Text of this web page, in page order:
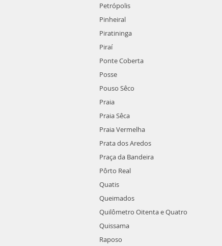
Petrópolis
Pinheiral
Piratininga
Piraí
Ponte Coberta
Posse
Pouso Sêco
Praia
Praia Sêca
Praia Vermelha
Prata dos Aredos
Praça da Bandeira
Pôrto Real
Quatis
Queimados
Quilômetro Oitenta e Quatro
Quissama
Raposo